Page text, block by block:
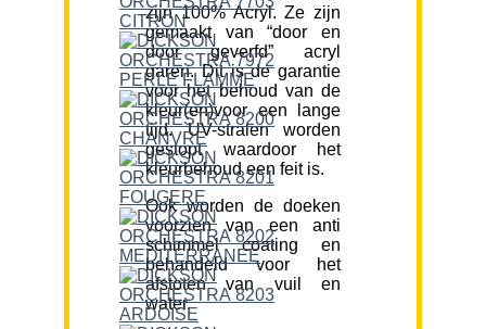
zijn 100% Acryl. Ze zijn
gemaakt van “door en
door geverfd” acryl
garen. Dit is de garantie
voor het behoud van de
kleur(en)voor een lange
tijd. UV-stralen worden
gestopt waardoor het
kleurbehoud een feit is.
Ook worden de doeken
voorzien van een anti
schimmel coating en
behandeld voor het
afstoten van vuil en
water.